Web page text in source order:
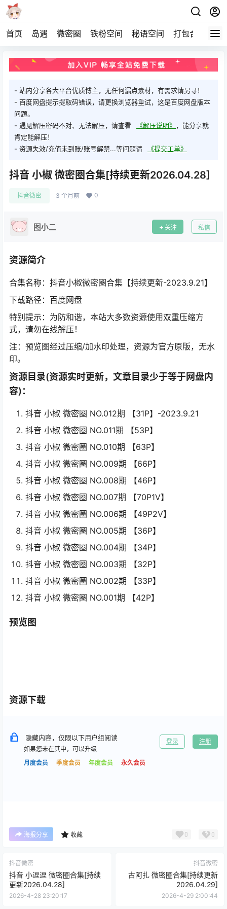
首页 岛遇 微密圈 铁粉空间 秘语空间 打包合集 关
- 站内分享各大平台优质博主，无任何漏点素材，有需求请另寻！
- 百度网盘提示提取码错误，请更换浏览器重试，这是百度网盘版本
问题。
- 遇见解压密码不对、无法解压，请查看
《解压说明》 ，能分享就
肯定能解压！
- 资源失效/充值未到账/账号解禁...等问题请
《提交工单》
抖音 小椒 微密圈合集[持续更新2026.04.28]
抖音微密 3 个月前 0
图小二 关注 私信
资源简介
合集名称：抖音小椒微密圈合集【持续更新-2023.9.21】
下载路径：百度网盘
特别提示：为防和谐，本站大多数资源使用双重压缩方
式，请勿在线解压！
注：预览图经过压缩/加水印处理，资源为官方原版，无水
印。
资源目录(资源实时更新，文章目录少于等于网盘内
容)：
抖音 小椒 微密圈 NO.012期 【31P】-2023.9.21
抖音 小椒 微密圈 NO.011期 【53P】
抖音 小椒 微密圈 NO.010期 【63P】
抖音 小椒 微密圈 NO.009期 【66P】
抖音 小椒 微密圈 NO.008期 【46P】
抖音 小椒 微密圈 NO.007期 【70P1V】
抖音 小椒 微密圈 NO.006期 【49P2V】
抖音 小椒 微密圈 NO.005期 【36P】
抖音 小椒 微密圈 NO.004期 【34P】
抖音 小椒 微密圈 NO.003期 【32P】
抖音 小椒 微密圈 NO.002期 【33P】
抖音 小椒 微密圈 NO.001期 【42P】
预览图
资源下载
隐藏内容，仅限以下用户组阅读
如果您未在其中，可以升级
月度会员
季度会员 年度会员 永久会员
登录 注册
海报分享 收藏 0 0
抖音微密
抖音 小逗逗 微密圈合集[持续
更新2026.04.28]
2026-4-28 23:20:17
抖音微密
古阿扎 微密圈合集[持续更新
2026.04.29]
2026-4-29 2:00:44